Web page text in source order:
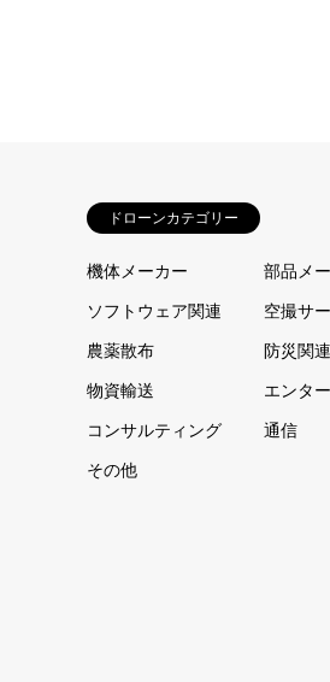
ドローンカテゴリー
機体メーカー 部品メ
ソフトウェア関連 空撮サ
農薬散布 防災関連
物資輸送 エンタ
コンサルティング 通信
その他